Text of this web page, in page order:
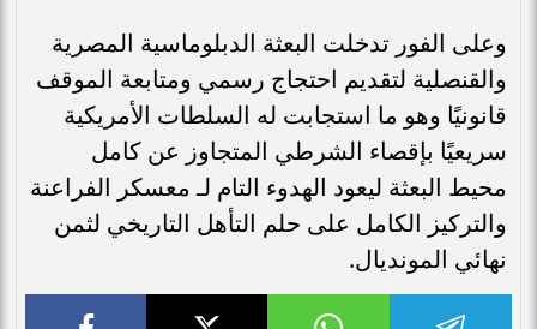
وعلى الفور تدخلت البعثة الدبلوماسية المصرية
والقنصلية لتقديم احتجاج رسمي ومتابعة الموقف
قانونيًا وهو ما استجابت له السلطات الأمريكية
سريعيًا بإقصاء الشرطي المتجاوز عن كامل
محيط البعثة ليعود الهدوء التام لـ معسكر الفراعنة
والتركيز الكامل على حلم التأهل التاريخي لثمن
نهائي المونديال.